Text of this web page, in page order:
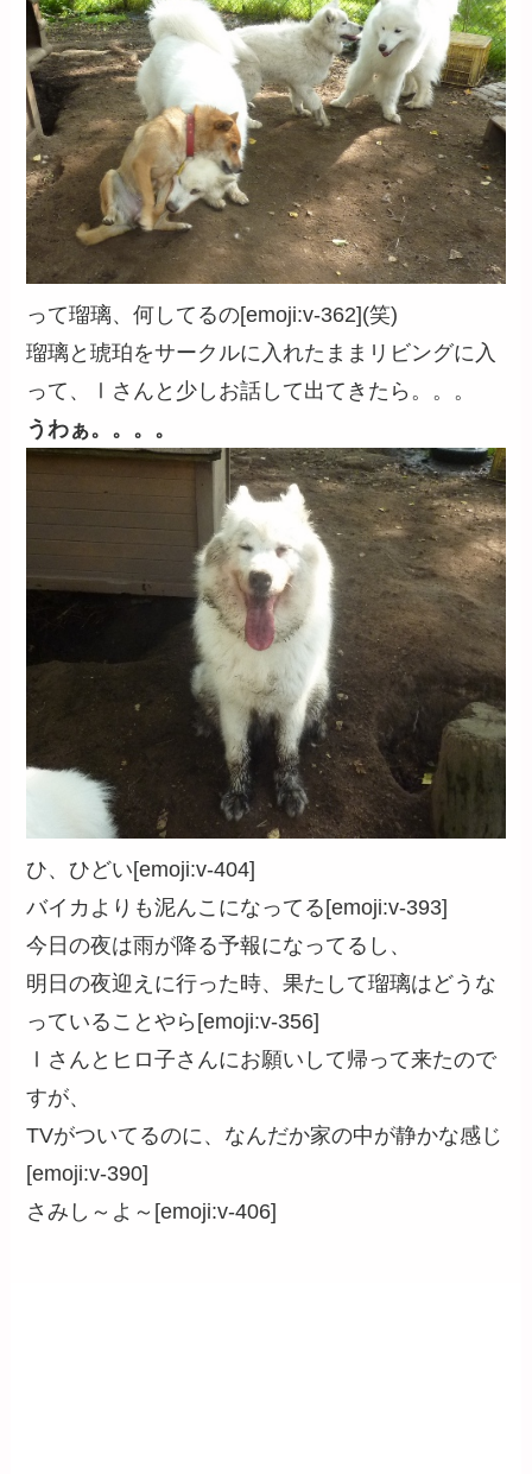
って瑠璃、何してるの[emoji:v-362](笑)
瑠璃と琥珀をサークルに入れたままリビングに入
って、Ⅰさんと少しお話して出てきたら。。。
うわぁ。。。。
ひ、ひどい[emoji:v-404]
バイカよりも泥んこになってる[emoji:v-393]
今日の夜は雨が降る予報になってるし、
明日の夜迎えに行った時、果たして瑠璃はどうな
っていることやら[emoji:v-356]
Ⅰさんとヒロ子さんにお願いして帰って来たので
すが、
TVがついてるのに、なんだか家の中が静かな感じ
[emoji:v-390]
さみし～よ～[emoji:v-406]